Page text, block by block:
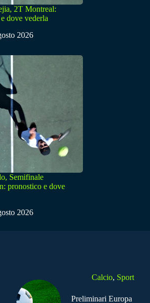
2T Montreal:
dove vederla
2026
Semifinale
pronostico e dove
2026
Calcio, Sport
Preliminari Europa